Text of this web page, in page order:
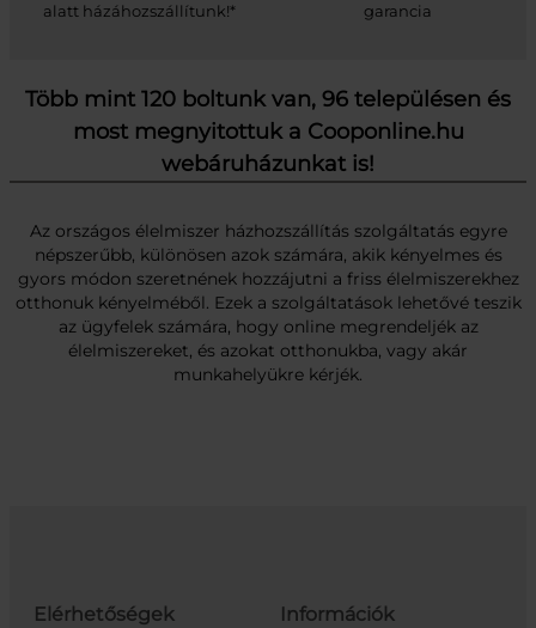
alatt házáhozszállítunk!*
garancia
Több mint 120 boltunk van, 96 településen és
most megnyitottuk a Cooponline.hu
webáruházunkat is!
Az országos élelmiszer házhozszállítás szolgáltatás egyre
népszerűbb, különösen azok számára, akik kényelmes és
gyors módon szeretnének hozzájutni a friss élelmiszerekhez
otthonuk kényelméből. Ezek a szolgáltatások lehetővé teszik
az ügyfelek számára, hogy online megrendeljék az
élelmiszereket, és azokat otthonukba, vagy akár
munkahelyükre kérjék.
Elérhetőségek Információk